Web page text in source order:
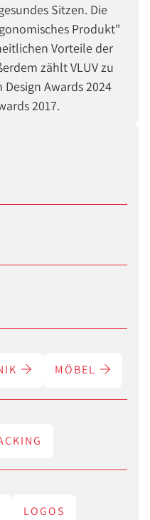
Sitzen. Die
Produkt"
Vorteile der
zählt VLUV zu
Awards 2024
2017.
MÖBEL
LOGOS